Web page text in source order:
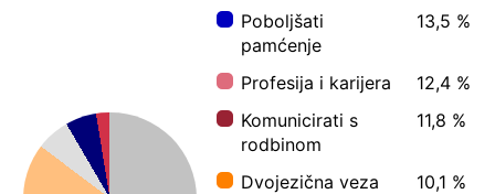
Poboljšati
pamćenje
13,5 %
Profesija i karijera
12,4 %
Komunicirati s
rodbinom
11,8 %
Dvojezična veza
10,1 %